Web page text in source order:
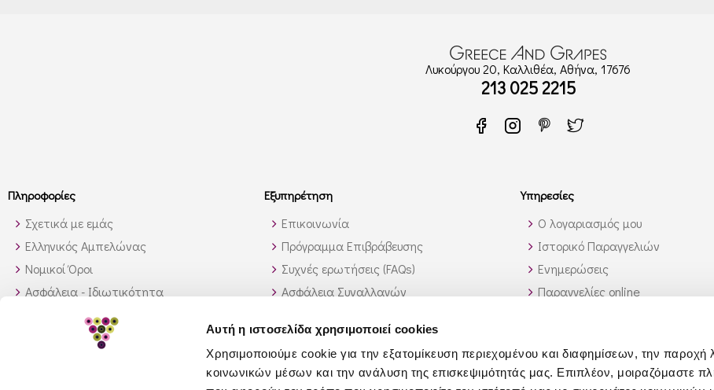
Αυτή η ιστοσελίδα χρησιμοποιεί cookies
Χρησιμοποιούμε cookie για την εξατομίκευση περιεχομένου και διαφημίσεων, την παροχή
κοινωνικών μέσων και την ανάλυση της επισκεψιμότητάς μας. Επιπλέον, μοιραζόμαστε
Λυκούργου 20, Καλλιθέα, Αθήνα, 17676
213 025 2215
Πληροφορίες
Σχετικά με εμάς
Ελληνικός Αμπελώνας
Νομικοί Όροι
Ασφάλεια - Ιδιωτικότητα
Τρόποι Αποστολής
Διαθεσιμότητα προϊόντων
Εξυπηρέτηση
Επικοινωνία
Πρόγραμμα Επιβράβευσης
Συχνές ερωτήσεις (FAQs)
Ασφάλεια Συναλλαγών
Πως θα βρώ αυτό που ψάχνω;
Υπηρεσίες
Ο λογαριασμός μου
Ιστορικό Παραγγελιών
Ενημερώσεις
Παραγγελίες online
Συνεργάτες
Τροφοδοσία Σκαφών